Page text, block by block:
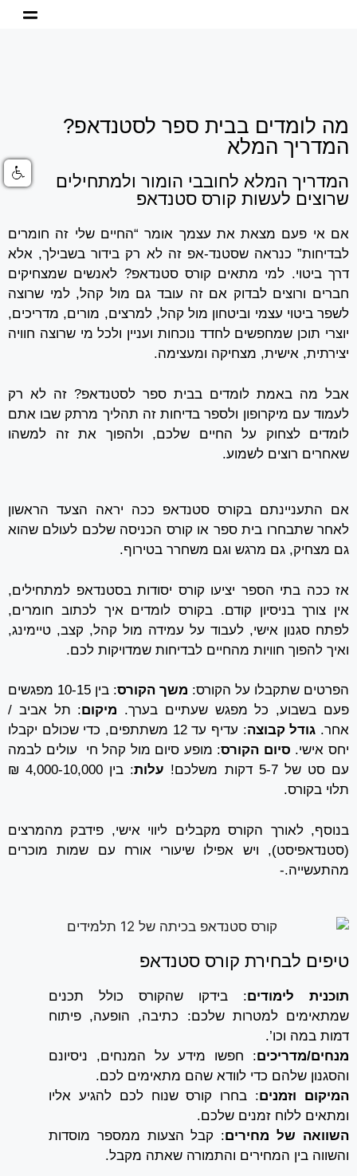
מה לומדים בבית ספר לסטנדאפ?
המדריך המלא
המדריך המלא לחובבי הומור ולמתחילים
שרוצים לעשות קורס סטנדאפ
אם אי פעם מצאת את עצמך אומר “החיים שלי זה חומרים
לבדיחות” כנראה שסטנד-אפ זה לא רק בידור בשבילך, אלא
דרך ביטוי. למי מתאים קורס סטנדאפ? לאנשים שמצחיקים
חברים ורוצים לבדוק אם זה עובד גם מול קהל, למי שרוצה
לשפר ביטוי עצמי וביטחון מול קהל, למרצים, מורים, מדריכים,
יוצרי תוכן שמחפשים לחדד נוכחות ועניין ולכל מי שרוצה חוויה
יצירתית, אישית, מצחיקה ומעצימה.
אבל מה באמת לומדים בבית ספר לסטנדאפ? זה לא רק
לעמוד עם מיקרופון ולספר בדיחות זה תהליך מרתק שבו אתם
לומדים לצחוק על החיים שלכם, ולהפוך את זה למשהו
שאחרים רוצים לשמוע.
אם התעניינתם בקורס סטנדאפ ככה יראה הצעד הראשון
לאחר שתבחרו בית ספר או קורס הכניסה שלכם לעולם שהוא
גם מצחיק, גם מרגש וגם משחרר בטירוף.
אז ככה בתי הספר יציעו קורס יסודות בסטנדאפ למתחילים,
אין צורך בניסיון קודם. בקורס לומדים איך לכתוב חומרים,
לפתח סגנון אישי, לעבוד על עמידה מול קהל, קצב, טיימינג,
ואיך להפוך חוויות מהחיים לבדיחות שמדויקות לכם.
הפרטים שתקבלו על הקורס: משך הקורס
: בין 10-15 מפגשים
פעם בשבוע, כל מפגש שעתיים בערך. מיקום: תל אביב /
אחר. גודל קבוצה
: עדיף עד 12 משתתפים, כדי שכולם יקבלו
יחס אישי. סיום הקורס: מופע סיום מול קהל חי עולים לבמה
עם סט של 5-7 דקות משלכם!
עלות
: בין 4,000-10,000 ₪
תלוי בקורס.
בנוסף, לאורך הקורס מקבלים ליווי אישי, פידבק מהמרצים
(סטנדאפיסט), ויש אפילו שיעורי אורח עם שמות מוכרים
מהתעשייה.-
טיפים לבחירת קורס סטנדאפ
תוכנית לימודים: בידקו שהקורס כולל תכנים
שמתאימים למטרות שלכם: כתיבה, הופעה, פיתוח
דמות במה וכו’.
מנחים/מדריכים: חפשו מידע על המנחים, ניסיונם
והסגנון שלהם כדי לוודא שהם מתאימים לכם.
המיקום וזמנים: בחרו קורס שנוח לכם להגיע אליו
ומתאים ללוח זמנים שלכם.
השוואה של מחירים: קבל הצעות ממספר מוסדות
והשווה בין המחירים והתמורה שאתה מקבל.